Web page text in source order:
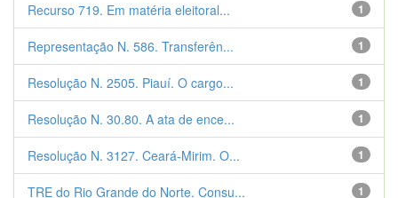
1
Recurso 719. Em matéria eleitoral...
1
Representação N. 586. Transferên...
1
Resolução N. 2505. Piauí. O cargo...
1
Resolução N. 30.80. A ata de ence...
1
Resolução N. 3127. Ceará-Mirim. O...
1
TRE do Rio Grande do Norte. Consu...